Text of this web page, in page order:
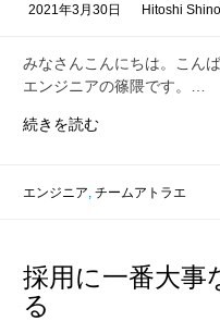
に
い
て
え
る
2021年3月30日 Hitoshi
みなさんこんにちは。こん
エンジニアの篠隈です。…
続きを読むそ
動
の
エンジニア, チームアトラエ
採用に一番大事
る